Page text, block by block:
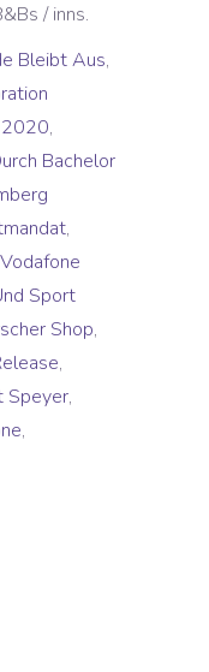
/ inns.
Bleibt Aus,
,
Bachelor
,
Sport
Shop,
,
Speyer,
,